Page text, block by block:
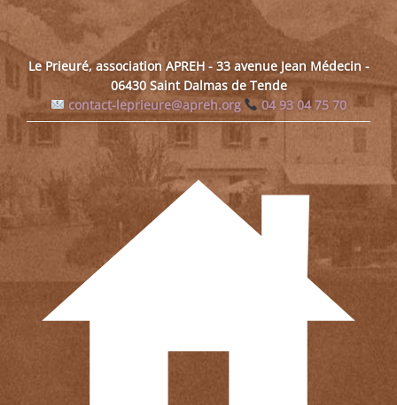
Le Prieuré, association APREH - 33 avenue Jean Médecin -
06430 Saint Dalmas de Tende
contact-leprieure@apreh.org
04 93 04 75 70